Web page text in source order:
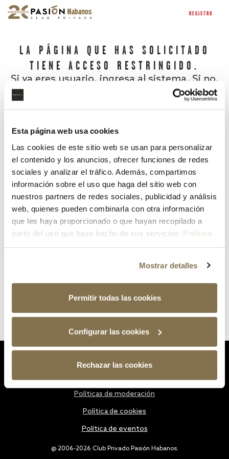
Esta página web usa cookies
Las cookies de este sitio web se usan para personalizar
el contenido y los anuncios, ofrecer funciones de redes
sociales y analizar el tráfico. Además, compartimos
información sobre el uso que haga del sitio web con
nuestros partners de redes sociales, publicidad y análisis
web, quienes pueden combinarla con otra información
que les haya proporcionado o que hayan recopilado a
partir del uso que haya hecho de sus servicios. Política
Mostrar detalles
Permitir todas las cookies
Configurar las cookies
Rechazar las cookies
REGISTRO
LA PÁGINA QUE HAS SOLICITADO
TIENE ACCESO RESTRINGIDO.
Si ya eres usuario, ingresa al sistema. Si no,
¿Has olvidado tu contraseña?
@ 2006-2026 Club Privado Pasión Habanos.
Políticas de moderación
Política de cookies
Política de eventos